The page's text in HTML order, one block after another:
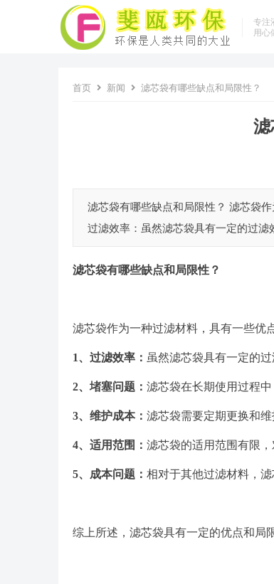
专注
用心
首页 新闻 滤芯袋有哪些缺点和局限性？
滤
滤芯袋有哪些缺点和局限性？ 滤芯袋
过滤效率：虽然滤芯袋具有一定的过
滤芯袋有哪些缺点和局限性 ？
滤芯袋作为一种过滤材料，具有一些优
1、 过滤效率： 虽然滤芯袋具有一定的
2、 堵塞问题： 滤芯袋在长期使用过程
3、 维护成本： 滤芯袋需要定期更换和维
4、 适用范围： 滤芯袋的适用范围有限
5、 成本问题： 相对于其他过滤材料，
综上所述，滤芯袋具有一定的优点和局